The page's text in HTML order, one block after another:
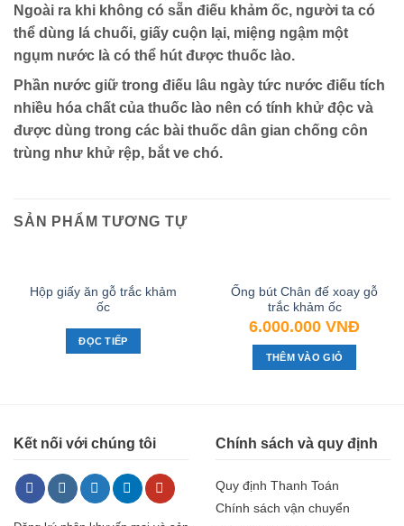
Ngoài ra khi không có sẵn điếu khảm ốc, người ta có
thể dùng lá chuối, giấy cuộn lại, miệng ngậm một
ngụm nước là có thể hút được thuốc lào.
Phần nước giữ trong điếu lâu ngày tức nước điếu tích
nhiều hóa chất của thuốc lào nên có tính khử độc và
được dùng trong các bài thuốc dân gian chống côn
trùng như khử rệp, bắt ve chó.
SẢN PHẨM TƯƠNG TỰ
Hộp giấy ăn gỗ trắc khảm
ốc
ĐỌC TIẾP
Ống bút Chân đế xoay gỗ
trắc khảm ốc
6.000.000 VNĐ
THÊM VÀO GIỎ
Kết nối với chúng tôi Chính sách và quy định
Quy định Thanh Toán
Chính sách vận chuyển